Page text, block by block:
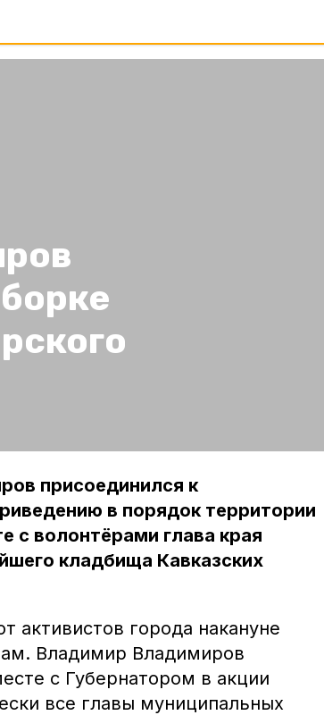
присоединился к
в порядок территории
с волонтёрами глава края
кладбища Кавказских
активистов города накануне
Владимир Владимиров
с Губернатором в акции
все главы муниципальных